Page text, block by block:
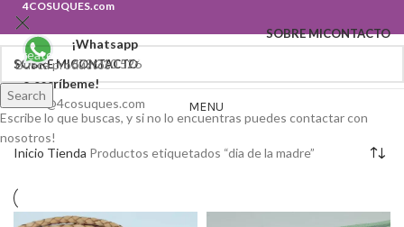
4COSUQUES.com
SOBRE MICONTACTO
SOBRE MICONTACTO
¡Whatsapp
679 210 526
o escríbeme!
hola@4cosuques.com
MENU
Inicio Tienda Productos etiquetados “dia de la madre”
Create your first navigation menu here
Search
Escribe lo que buscas, y si no lo encuentras puedes contactar con
nosotros!